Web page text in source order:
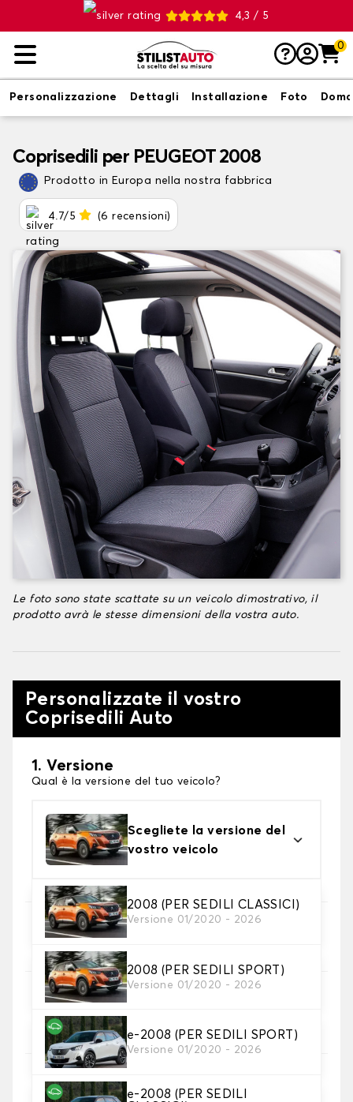
4,3 / 5
0
Personalizzazione Dettagli Installazione Foto
Coprisedili per PEUGEOT 2008
Prodotto in Europa nella nostra fabbrica
4.7/5 (6 recensioni)
Le foto sono state scattate su un veicolo dimostrativo, il
prodotto avrà le stesse dimensioni della vostra auto.
Personalizzate il vostro
Coprisedili Auto
1. Versione
Qual è la versione del tuo veicolo?
Scegliete la versione del
vostro veicolo
2008 (PER SEDILI CLASSICI)
Versione 01/2020 - 2026
2008 (PER SEDILI SPORT)
Versione 01/2020 - 2026
e-2008 (PER SEDILI SPORT)
Versione 01/2020 - 2026
e-2008 (PER SEDILI
2. Set di coperture
3. Materiale
Scegliete il materiale per le vostre coperture.